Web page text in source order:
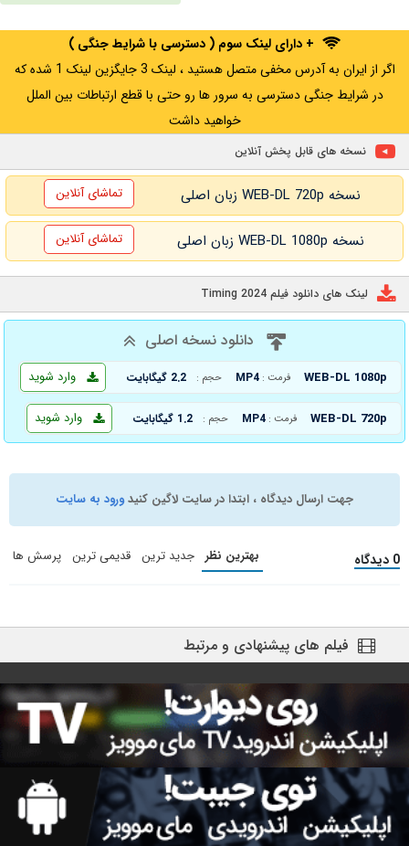
+ دارای لینک سوم ( دسترسی با شرایط جنگی )
اگر از ایران به آدرس مخفی متصل هستید ، لینک 3 جایگزین لینک 1 شده که
در شرایط جنگی دسترسی به سرور ها رو حتی با قطع ارتباطات بین الملل
خواهید داشت
نسخه های قابل پخش آنلاین
نسخه WEB-DL 720p زبان اصلی تماشای آنلاین
نسخه WEB-DL 1080p زبان اصلی تماشای آنلاین
لینک های دانلود فیلم Timing 2024
دانلود نسخه اصلی
WEB-DL 1080p فرمت : MP4 حجم : 2.2 گیگابایت وارد شوید
WEB-DL 720p فرمت : MP4 حجم : 1.2 گیگابایت وارد شوید
جهت ارسال دیدگاه ، ابتدا در سایت لاگین کنیدورود به سایت
0 دیدگاه بهترین نظر جدید ترین قدیمی ترین پرسش ها
فیلم های پیشنهادی و مرتبط